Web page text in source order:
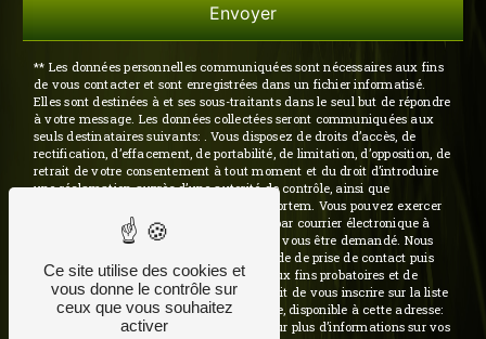
Envoyer
** Les données personnelles communiquées sont nécessaires aux fins
de vous contacter et sont enregistrées dans un fichier informatisé.
Elles sont destinées à et ses sous-traitants dans le seul but de répondre
à votre message. Les données collectées seront communiquées aux
seuls destinataires suivants: . Vous disposez de droits d’accès, de
rectification, d’effacement, de portabilité, de limitation, d’opposition, de
retrait de votre consentement à tout moment et du droit d’introduire
une réclamation auprès d’une autorité de contrôle, ainsi que
d’organiser le sort de vos données post-mortem. Vous pouvez exercer
ces droits par voie postale à l'adresse ou par courrier électronique à
l'adresse . Un justificatif d'identité pourra vous être demandé. Nous
conservons vos données pendant la période de prise de contact puis
pendant la durée de prescription légale aux fins probatoires et de
gestion des contentieux. Vous avez le droit de vous inscrire sur la liste
d'opposition au démarchage téléphonique, disponible à cette adresse:
. Consultez le site cnil.fr pour plus d’informations sur vos
Ce site utilise des cookies et
vous donne le contrôle sur
ceux que vous souhaitez
activer